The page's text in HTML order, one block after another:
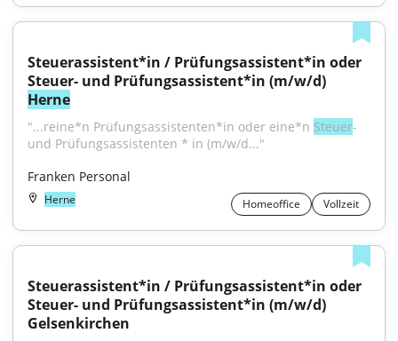
Steuerassistent*in / Prüfungsassistent*in oder
Herne
"...reine*n Prüfungsassistenten*in oder eine*n Steuer-
und Prüfungsassistenten * in (m/w/d..."
Franken Personal
Herne Homeoffice Vollzeit
Steuerassistent*in / Prüfungsassistent*in oder
Steuer- und Prüfungsassistent*in (m/w/d)
Gelsenkirchen